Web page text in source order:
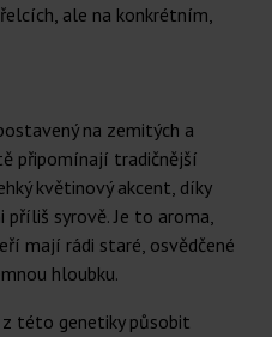
ale na konkrétním,
na zemitých a
připomínají tradičnější
květinový akcent, díky
příliš syrově. Je to aroma,
mají rádi staré, osvědčené
hloubku.
z této genetiky působit